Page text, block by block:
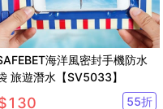
海洋風密封手機防水
旅遊潛水【SV5033】
130 55折